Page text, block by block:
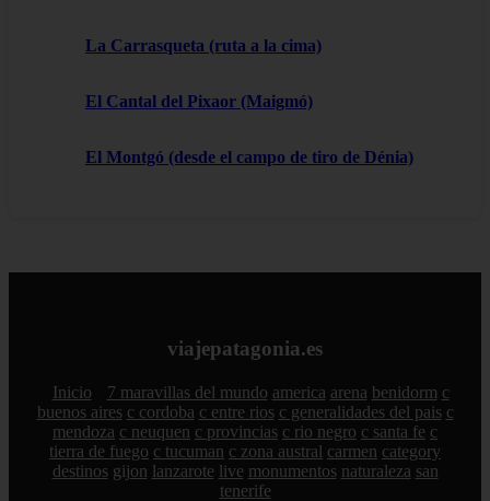
La Carrasqueta (ruta a la cima)
El Cantal del Pixaor (Maigmó)
El Montgó (desde el campo de tiro de Dénia)
viajepatagonia.es
Inicio 7 maravillas del mundo america arena benidorm c
buenos aires c cordoba c entre rios c generalidades del pais c
mendoza c neuquen c provincias c rio negro c santa fe c
tierra de fuego c tucuman c zona austral carmen category
destinos gijon lanzarote live monumentos naturaleza san
tenerife